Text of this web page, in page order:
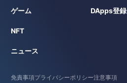
ゲーム
NFT
ニュース
DApps登録
免責事項プライバシーポリシー注意事項